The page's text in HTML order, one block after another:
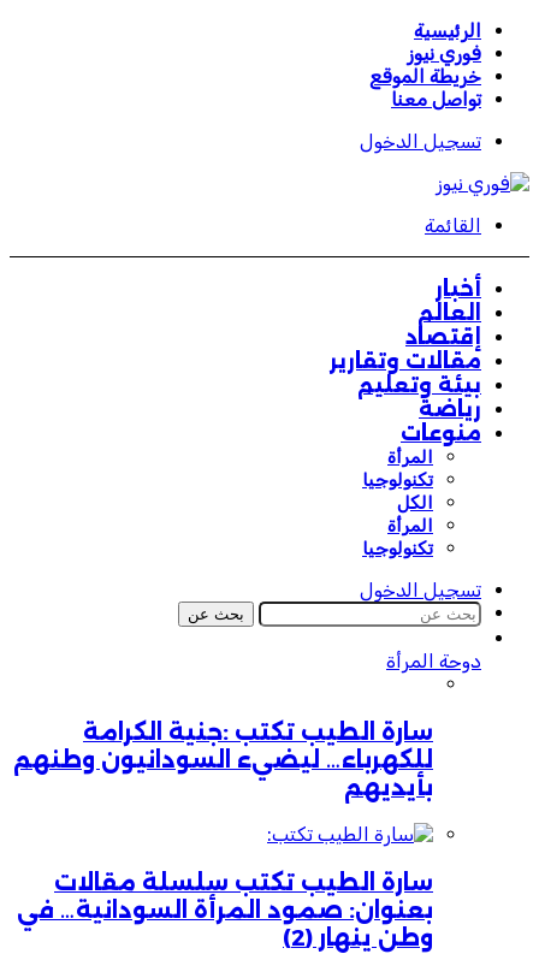
الرئيسية
فوري نيوز
خريطة الموقع
تواصل معنا
تسجيل الدخول
القائمة
أخبار
العالم
إقتصاد
مقالات وتقارير
بيئة وتعليم
رياضة
منوعات
المرأة
تكنولوجيا
الكل
المرأة
تكنولوجيا
تسجيل الدخول
بحث عن
دوحة المرأة
سارة الطيب تكتب :جنية الكرامة
للكهرباء… ليضيء السودانيون وطنهم
بأيديهم
سارة الطيب تكتب سلسلة مقالات
بعنوان: صمود المرأة السودانية… في
وطنٍ ينهار (2)